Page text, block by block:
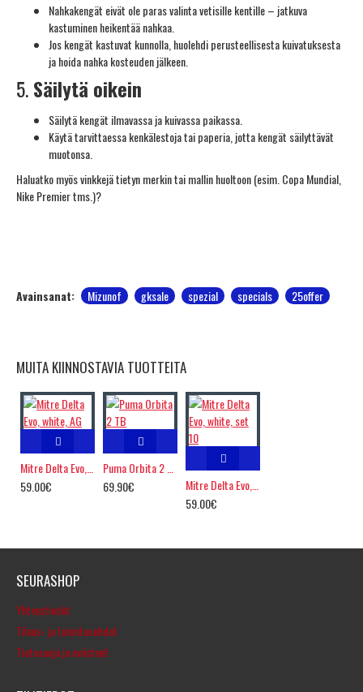
Nahkakengät eivät ole paras valinta vetisille kentille – jatkuva
kastuminen heikentää nahkaa.
Jos kengät kastuvat kunnolla, huolehdi perusteellisesta kuivatuksesta
ja hoida nahka kosteuden jälkeen.
5.Säilytä oikein
Säilytä kengät ilmavassa ja kuivassa paikassa.
Käytä tarvittaessa kenkälestoja tai paperia, jotta kengät säilyttävät
muotonsa.
Haluatko myös vinkkejä tietyn merkin tai mallin huoltoon (esim. Copa Mundial,
Nike Premier tms.)?
Avainsanat: Mizunof gksale spezial specials 25offer
MUITA KIINNOSTAVIA TUOTTEITA
59.00€
69.90€
59.00€
SEURASHOP
Yhteystiedot
Tilaus- ja toimitusehdot
Tietosuoja ja evästeet